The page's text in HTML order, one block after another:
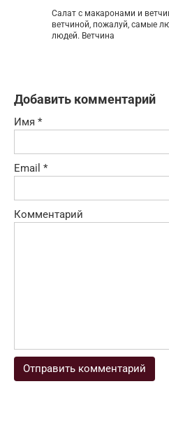
Салат с макаронами и
ветчиной, пожалуй, самые
людей. Ветчина
Добавить комментарий
Имя *
Email *
Комментарий